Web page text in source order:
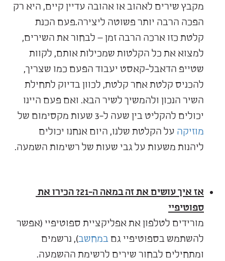
מקבץ שירים לאהוב או אהובה עדיין קיים, היא רק
הפכה הרבה יותר פשוטה ליצירה.פעם הכנת
קלטת כזו ארכה הרבה זמן – לבחור את השירים,
למצוא את כל הקלטות שמכילות אותם, לקוות
שטייפ הדאבל-קאסט יעבוד הפעם כמו שצריך,
להכניס קלטת אחר קלטת, לכוון בדיוק לתחילת
השיר הנכון ולהמשיך לשיר הבא. ואם פעם היינו
יכולים להקליט בין שעה ל-3 שעות מקסימום של
מוזיקה על הקלטת שלנו, היום אנחנו יכולים
ליהנות משעות על גבי שעות של רשימות השמעה.
אז איך עושים את זה במאה ה-21? הכירו את
ספוטיפיי
מורידים לטלפון את אפליקציית ספוטיפיי (אפשר
להשתמש בספוטיפיי גם במחשב), נרשמים
ומתחילים לבחור שירים לרשימת ההשמעה.